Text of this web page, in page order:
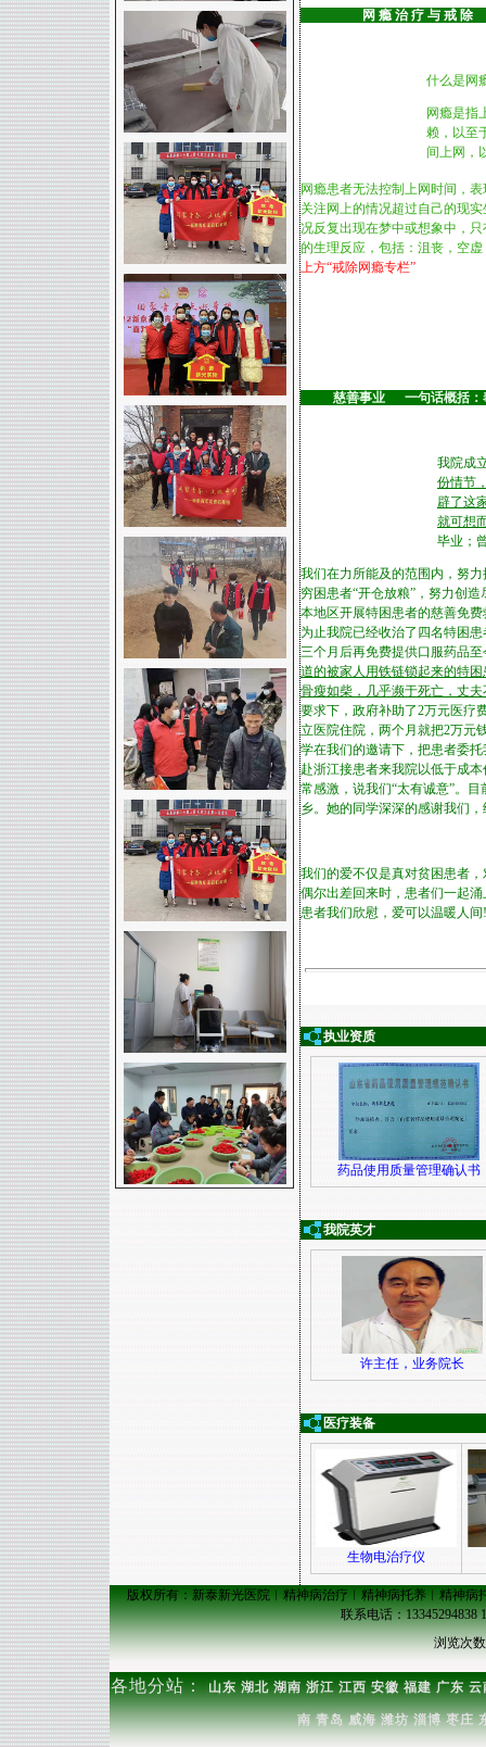
网 瘾 治 疗 与
什么是网
网瘾是指
赖，以至
间上网，
网瘾患者无法控制上网时间，
关注网上的情况超过自己的现
况反复出现在梦中或想象中，
的生理反应，包括：沮丧，空
上方“戒除网瘾专栏”
慈善事业 一句话概括
我院成
份情节
辟了这
就可想
毕业；
我们在力所能及的范围内，努
穷困患者“开仓放粮”，努力创
本地区开展特困患者的慈善免
为止我院已经收治了四名特困
三个月后再免费提供口服药品
道的被家人用铁链锁起来的特
骨瘦如柴，几乎濒于死亡，丈
要求下，政府补助了2万元医疗
立医院住院，两个月就把2万元
学在我们的邀请下，把患者委
赴浙江接患者来我院以低于成
常感激，说我们“太有诚意”。
乡。她的同学深深的感谢我们
我们的爱不仅是真对贫困患者
偶尔出差回来时，患者们一起
患者我们欣慰，爱可以温暖人间!
执业资质
药品使用质量管理确认书
我院英才
许主任，业务院长
医疗装备
生物电治疗仪
版权所有：新泰新光医院︱精神病治疗︱精神病托养︱精神
联系电话：
浏览次
各地分站：山东湖北湖南浙江江西安徽福建广东
南青岛威海潍坊淄博枣庄